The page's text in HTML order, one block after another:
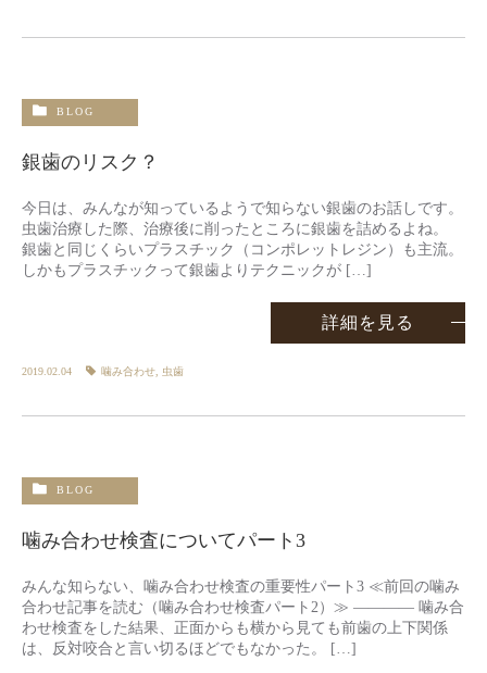
BLOG
銀歯のリスク？
今日は、みんなが知っているようで知らない銀歯のお話しです。
虫歯治療した際、治療後に削ったところに銀歯を詰めるよね。
銀歯と同じくらいプラスチック（コンポレットレジン）も主流。
しかもプラスチックって銀歯よりテクニックが […]
詳細を見る
2019.02.04 噛み合わせ 虫歯
BLOG
噛み合わせ検査についてパート3
みんな知らない、噛み合わせ検査の重要性パート3 ≪前回の噛み
合わせ記事を読む（噛み合わせ検査パート2）≫ ———— 噛み合
わせ検査をした結果、正面からも横から見ても前歯の上下関係
は、反対咬合と言い切るほどでもなかった。 […]